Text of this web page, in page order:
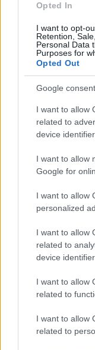
Opted In
I want to opt-
Retention,
Personal Data
Purposes for
Opted Out
Google
I want to allow
related to
device
I want to allow
Google for
I want to allow
personalized
I want to allow
related to
device
I want to allow
related to
I want to allow
related to
Alain Juppé volt
jövőre esedékes
232.
vita eszköz
kezében”
sooseszter•2015.
A francia politika
problémája a
hiánya,